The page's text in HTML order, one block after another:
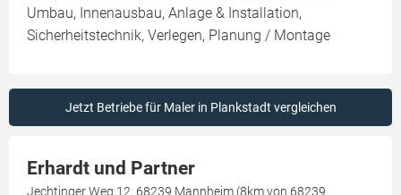
Umbau, Innenausbau, Anlage & Installation,
Sicherheitstechnik, Verlegen, Planung / Montage
Jetzt Betriebe für Maler in Plankstadt vergleichen
Erhardt und Partner
Jechtinger Weg 12, 68239 Mannheim (8km von 68239